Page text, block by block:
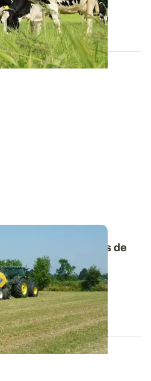
(96 g PDI...
et les conséquences de
humides, ils sont
à l’échauffement...